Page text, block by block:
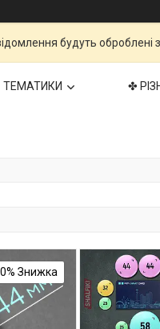
будуть
ТЕМАТИКИ ✤